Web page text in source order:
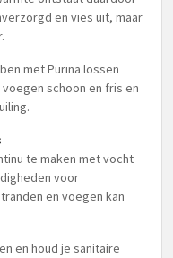
en vies uit, maar
met Purina lossen
schoon en fris en
te maken met vocht
voor
en voegen kan
en houd je sanitaire